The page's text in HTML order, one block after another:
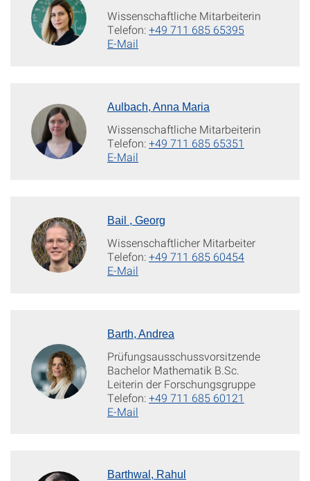
Wissenschaftliche Mitarbeiterin
Telefon:+49 711 685 65395
E-Mail
Aulbach, Anna Maria
Wissenschaftliche Mitarbeiterin
Telefon:+49 711 685 65351
E-Mail
Bail , Georg
Wissenschaftlicher Mitarbeiter
Telefon:+49 711 685 60454
E-Mail
Barth, Andrea
Prüfungsausschussvorsitzende
Bachelor Mathematik B.Sc.
Leiterin der Forschungsgruppe
Telefon:+49 711 685 60121
E-Mail
Barthwal, Rahul